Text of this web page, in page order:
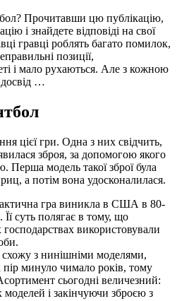
Прочитавши цю публікацію,
і знайдете відповіді на свої
гравці роблять багато помилок,
позиції,
і мало рухаються. Але з кожною
…
цієї гри. Одна з них свідчить,
зброя, за допомогою якого
Перша модель такої зброї була
а потім вона удосконалилася.
тактична гра виникла в США в 80-
суть полягає в тому, що
використовували
з нинішніми моделями,
пір минуло чимало років, тому
сьогодні величезний:
і закінчуючи зброєю з